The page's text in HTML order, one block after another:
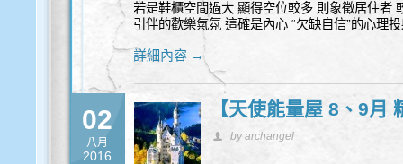
若是鞋櫃空間過大 顯得空位較多 則象徵居住者
引伴的歡樂氣氛 這確是內心 “欠缺自信”的心理
詳細內容 →
02
八月
2016
【天使能量屋 8、9月
by archangel